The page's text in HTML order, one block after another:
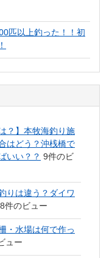
匹以上釣った！！初
？】本牧海釣り施
はどう？沖桟橋で
いい？？ 9件のビ
りは違う？ダイワ
8件のビュー
・水場は何で作っ
ュー